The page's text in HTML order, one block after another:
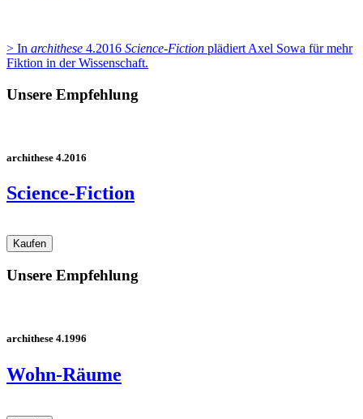
> In archithese 4.2016 Science-Fiction plädiert Axel Sowa für mehr
Fiktion in der Wissenschaft.
Unsere Empfehlung
archithese 4.2016
Science-Fiction
Unsere Empfehlung
archithese 4.1996
Wohn-Räume